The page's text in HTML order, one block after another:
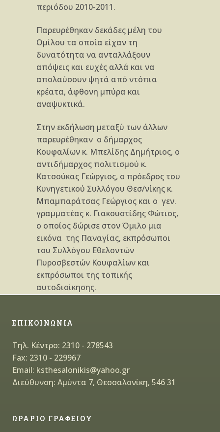
περιόδου 2010-2011.
Παρευρέθηκαν δεκάδες μέλη του
Ομίλου τα οποία είχαν τη
δυνατότητα να ανταλλάξουν
απόψεις και ευχές αλλά και να
απολαύσουν ψητά από ντόπια
κρέατα, άφθονη μπύρα και
αναψυκτικά.
Στην εκδήλωση μεταξύ των άλλων
παρευρέθηκαν ο δήμαρχος
Κουφαλίων κ. Μπελίδης Δημήτριος, ο
αντιδήμαρχος πολιτισμού κ.
Κατσούκας Γεώργιος, ο πρόεδρος του
Κυνηγετικού Συλλόγου Θεσ/νίκης κ.
Μπαμπαράτσας Γεώργιος και ο γεν.
γραμματέας κ. Γιακουστίδης Φώτιος,
ο οποίος δώρισε στον Όμιλο μια
εικόνα της Παναγίας, εκπρόσωποι
του Συλλόγου Εθελοντών
Πυροσβεστών Κουφαλίων και
εκπρόσωποι της τοπικής
αυτοδιοίκησης.
ΕΠΙΚΟΙΝΩΝΙΑ
Τηλ. Κέντρο: 2310 - 278543
Fax: 2310 - 229967
Email: ksthesalonikis@yahoo.gr
Διεύθυνση: Αμύντα 7, Θεσσαλονίκη, 546 31
ΩΡΑΡΙΟ ΓΡΑΦΕΙΟΥ